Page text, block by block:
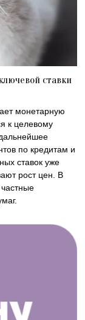
ставки
монетарную
к целевому
по кредитам и
ставок уже
рост цен. В